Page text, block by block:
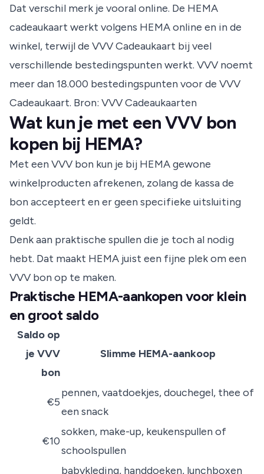
Dat verschil merk je vooral online. De HEMA
cadeaukaart werkt volgens HEMA online en in de
winkel, terwijl de VVV Cadeaukaart bij veel
verschillende bestedingspunten werkt. VVV noemt
meer dan 18.000 bestedingspunten voor de VVV
Cadeaukaart. Bron: VVV Cadeaukaarten
Wat kun je met een VVV bon
kopen bij HEMA?
Met een VVV bon kun je bij HEMA gewone
winkelproducten afrekenen, zolang de kassa de
bon accepteert en er geen specifieke uitsluiting
geldt.
Denk aan praktische spullen die je toch al nodig
hebt. Dat maakt HEMA juist een fijne plek om een
VVV bon op te maken.
Praktische HEMA-aankopen voor klein
en groot saldo
Saldo op
je VVV
bon
Slimme HEMA-aankoop
€5
pennen, vaatdoekjes, douchegel, thee of
een snack
€10
sokken, make-up, keukenspullen of
schoolspullen
babykleding, handdoeken, lunchboxen